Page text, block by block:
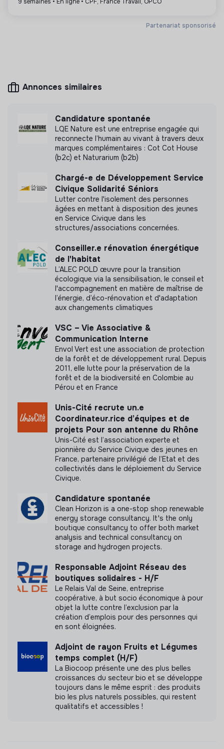
Association CESUF n'a pas encore transmis de
mesure d'impact
Labels et certifications
Cette structure n'a pas souhaité nous
communiquer les labels ou certifications qu'elle a
pu obtenir.
Documents
N'a pas encore communiqué de documents de
transparence
Partenariat sponsorisé
Annonces similaires
Candidature spontanée
LQE Nature est une entreprise engagée qui
reconnecte l’humain au vivant à travers deux
marques complémentaires : Cot Cot House
(b2c) et Naturarium (b2b)
Chargé-e de Développement Service
Civique Solidarité Séniors
Lutter contre l'isolement des personnes
âgées en mettant à disposition des jeunes
en Service Civique dans les
structures/associations concernées.
Conseiller.e rénovation énergétique
de l'habitat
L’ALEC POLD œuvre pour la transition
écologique via la sensibilisation, le conseil et
l'accompagnement en matière de maîtrise de
l’énergie, d’éco-rénovation et d'adaptation
aux changements climatiques
VSC – Vie Associative &
Communication Interne
Envol Vert est une association de protection
de la forêt et de développement rural. Depuis
2011, elle lutte pour la préservation de la
forêt et de la biodiversité en Colombie au
Pérou et en France
Unis-Cité recrute un.e
Coordinateur.rice d’équipes et de
projets Pour son antenne du Rhône
Unis-Cité est l’association experte et
pionnière du Service Civique des jeunes en
France, partenaire privilégié de l’Etat et des
collectivités dans le déploiement du Service
Civique.
Candidature spontanée
Clean Horizon is a one-stop shop renewable
energy storage consultancy. It's the only
boutique consultancy to offer both market
analysis and technical consultancy on
storage and hydrogen projects.
Responsable Adjoint Réseau des
boutiques solidaires - H/F
Le Relais Val de Seine, entreprise
coopérative, à but socio économique à pour
objet la lutte contre l’exclusion par la
création d’emplois pour des personnes qui
en sont éloignées.
Adjoint de rayon Fruits et Légumes
temps complet (H/F)
La Biocoop présente une des plus belles
croissances du secteur bio et se développe
toujours dans le même esprit : des produits
bio les plus naturels possibles, qui restent
qualitatifs et accessibles !